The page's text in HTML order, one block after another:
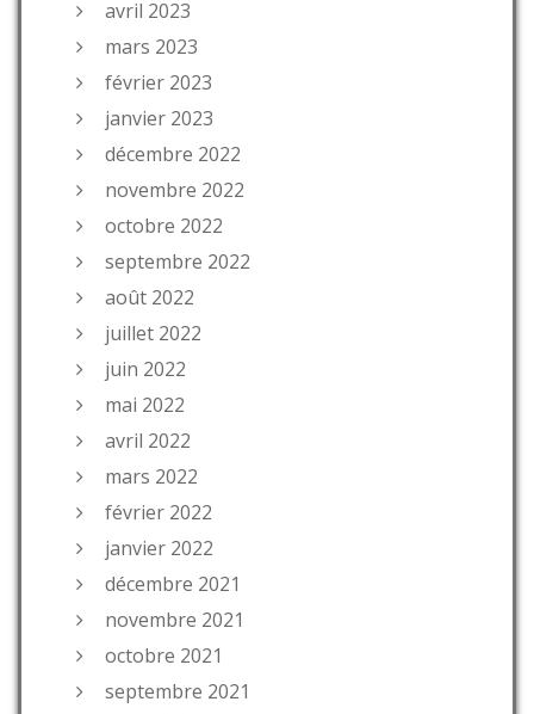
avril 2023
mars 2023
février 2023
janvier 2023
décembre 2022
novembre 2022
octobre 2022
septembre 2022
août 2022
juillet 2022
juin 2022
mai 2022
avril 2022
mars 2022
février 2022
janvier 2022
décembre 2021
novembre 2021
octobre 2021
septembre 2021